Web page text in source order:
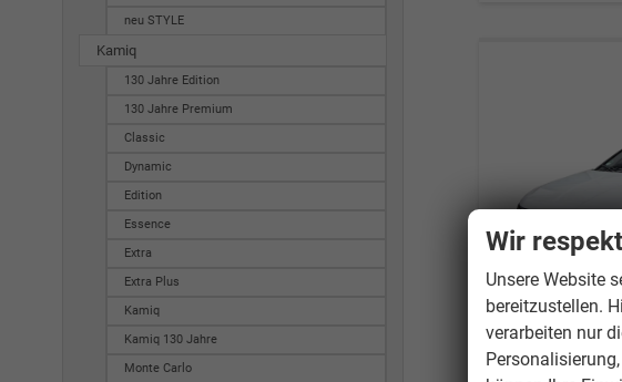
neu STYLE
Kamiq
130 Jahre Edition
130 Jahre Premium
Classic
Dynamic
Edition
Essence
Extra
Extra Plus
Kamiq
Kamiq 130 Jahre
Monte Carlo
Wir
Unsere Website
bereitzustellen.
verarbeiten nur